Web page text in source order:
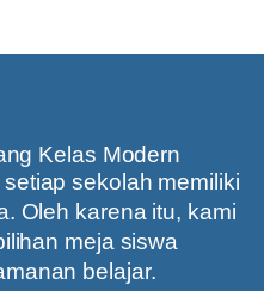
Kelas Modern
sekolah memiliki
Oleh karena itu, kami
meja siswa
belajar.